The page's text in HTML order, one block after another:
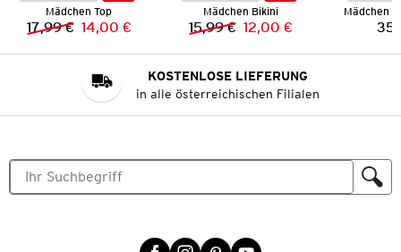
Mädchen Top
Vorheriger Preis:
17,99 € Neuer Preis:
14,00 €
Mädchen Bikini
Vorheriger Preis:
15,99 € Neuer Preis:
12,00 €
Mädchen
KOSTENLOSE LIEFERUNG
in alle österreichischen Filialen